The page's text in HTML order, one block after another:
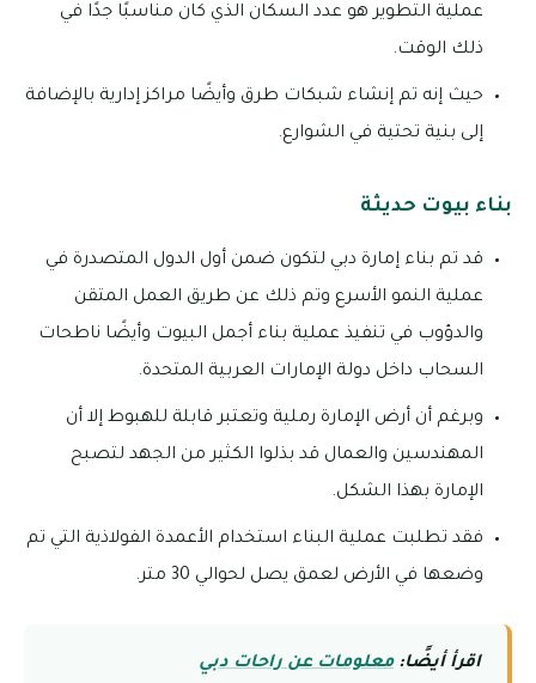
عملية التطوير هو عدد السكان الذي كان مناسبًا جدًا في
ذلك الوقت.
حيث إنه تم إنشاء شبكات طرق وأيضًا مراكز إدارية بالإضافة
إلى بنية تحتية في الشوارع.
بناء بيوت حديثة
قد تم بناء إمارة دبي لتكون ضمن أول الدول المتصدرة في
عملية النمو الأسرع وتم ذلك عن طريق العمل المتقن
والدؤوب في تنفيذ عملية بناء أجمل البيوت وأيضًا ناطحات
السحاب داخل دولة الإمارات العربية المتحدة.
وبرغم أن أرض الإمارة رملية وتعتبر قابلة للهبوط إلا أن
المهندسين والعمال قد بذلوا الكثير من الجهد لتصبح
الإمارة بهذا الشكل.
فقد تطلبت عملية البناء استخدام الأعمدة الفولاذية التي تم
وضعها في الأرض لعمق يصل لحوالي 30 متر.
اقرأ أيضًا:معلومات عن راحات دبي